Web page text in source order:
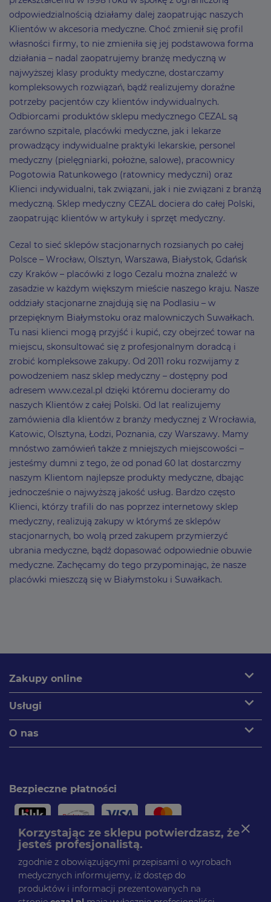
odpowiedzialnością działamy dalej zaopatrując naszych
Klientów w akcesoria medyczne. Choć zmienił się profil
własności firmy, to nie zmieniła się jej podstawowa forma
działania – nadal zaopatrujemy branżę medyczną w
najwyższej klasy produkty medyczne, dostarczamy
kompleksowych rozwiązań, bądź realizujemy doraźne
potrzeby pacjentów czy klientów indywidualnych.
Odbiorcami produktów sklepu medycznego CEZAL są
zarówno szpitale, placówki medyczne, jak i lekarze
prowadzący indywidualne praktyki lekarskie, personel
medyczny (pielęgniarki, położne, salowe), pracownicy
Pogotowia Ratunkowego (ratownicy medyczni) oraz
Klienci indywidualni, tak związani, jak i nie związani z branżą
medyczną. Sklep medyczny CEZAL dociera do całej Polski,
zaopatrując klientów w artykuły i sprzęt medyczny.
Cezal to sieć sklepów stacjonarnych rozsianych po całej
Polsce – Wrocław, Olsztyn, Warszawa, Białystok, Gdańsk
czy Kraków – placówki z logo Cezalu można znaleźć w
zasadzie w każdym większym mieście naszego kraju. Nasze
oddziały stacjonarne znajdują się na Podlasiu – w
przepięknym Białymstoku oraz malowniczych Suwałkach.
Tu nasi klienci mogą przyjść i kupić, czy obejrzeć towar na
miejscu, skonsultować się z profesjonalnym doradcą i
zrobić kompleksowe zakupy. Od 2011 roku rozwijamy z
powodzeniem nasz sklep medyczny – dostępny pod
adresem www.cezal.pl dzięki któremu docieramy do
naszych Klientów z całej Polski. Od lat realizujemy
zamówienia dla klientów z branży medycznej z Wrocławia,
Katowic, Olsztyna, Łodzi, Poznania, czy Warszawy. Mamy
mnóstwo zamówień także z mniejszych miejscowości –
jesteśmy dumni z tego, że od ponad 60 lat dostarczmy
naszym Klientom najlepsze produkty medyczne, dbając
jednocześnie o najwyższą jakość usług. Bardzo często
Klienci, którzy trafili do nas poprzez internetowy sklep
medyczny, realizują zakupy w którymś ze sklepów
stacjonarnych, bo wolą przed zakupem przymierzyć
ubrania medyczne, bądź dopasować odpowiednie obuwie
medyczne. Zachęcamy do tego przypominając, że nasze
placówki mieszczą się w Białymstoku i Suwałkach.
Zakupy online expand_more
Usługi expand_more
O nas expand_more
Bezpieczne płatności
Paczki dostarczamy
Korzystając ze sklepu potwierdzasz, że
jesteś profesjonalistą.
zgodnie z obowiązującymi przepisami o wyrobach
medycznych informujemy, iż dostęp do
produktów i informacji prezentowanych na
close